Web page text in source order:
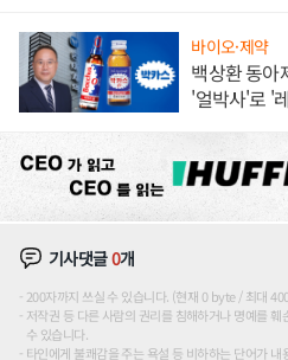
바이오·제약
백상환 동아
'얼박사'로 '
기사댓글0개
200자까지 쓰실 수 있습니다. (현재 0 byte / 최대
저작권 등 다른 사람의 권리를 침해하거나 명예를
수 있습니다.
타인에게 불쾌감을 주는 욕설 등 비하하는 단어가